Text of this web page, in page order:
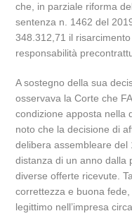
che, in parziale riforma
sentenza n. 1462 del
348.312,71 il
responsabilità
A sostegno della sua
osservava la Corte che
condizione apposta nella
noto che la decisione di
delibera assembleare
distanza di un anno dalla
diverse offerte ricevute.
correttezza e buona
legittimo nell’impresa